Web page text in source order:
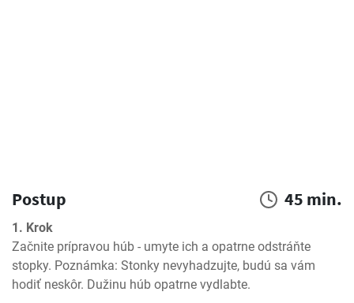
Postup 45 min.
1. Krok
Začnite prípravou húb - umyte ich a opatrne odstráňte
stopky. Poznámka: Stonky nevyhadzujte, budú sa vám
hodiť neskôr. Dužinu húb opatrne vydlabte.